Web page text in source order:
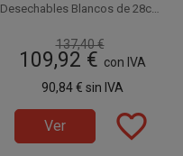
Desechables Blancos de 28cm.
Este plato por su tamaño es
llamado también Plato de
Plástico Pizza Grande. Ideales
para servir cualquier tipo de
de 400 unidades, distribuidas
en 20 paquetes de 20 unidades.
137,40 €
109,92 € con IVA
90,84 € sin IVA
Ver favorite_border